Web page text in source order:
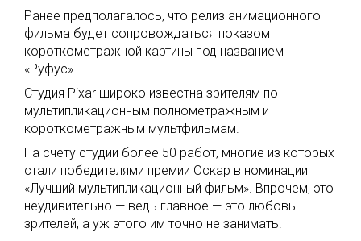
Ранее предполагалось, что релиз анимационного
фильма будет сопровождаться показом
короткометражной картины под названием
«Руфус».
Студия Pixar широко известна зрителям по
мультипликационным полнометражным и
короткометражным мультфильмам.
На счету студии более 50 работ, многие из которых
стали победителями премии Оскар в номинации
«Лучший мультипликационный фильм». Впрочем, это
неудивительно — ведь главное — это любовь
зрителей, а уж этого им точно не занимать.